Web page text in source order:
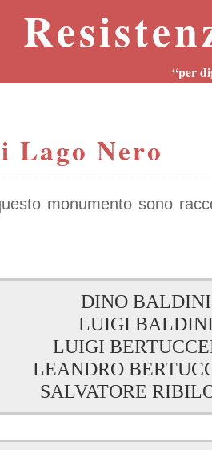
“per
Lago Nero
monumento sono
DINO BALDINI
LUIGI
LUIGI
LEANDRO
SALVATORE